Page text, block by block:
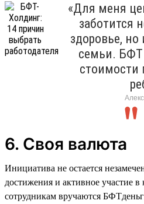
«Для меня
заботится
здоровье,
семьи. БФТ
6. Своя валюта
Инициатива не остается
достижения и активное участие
сотрудникам вручаются